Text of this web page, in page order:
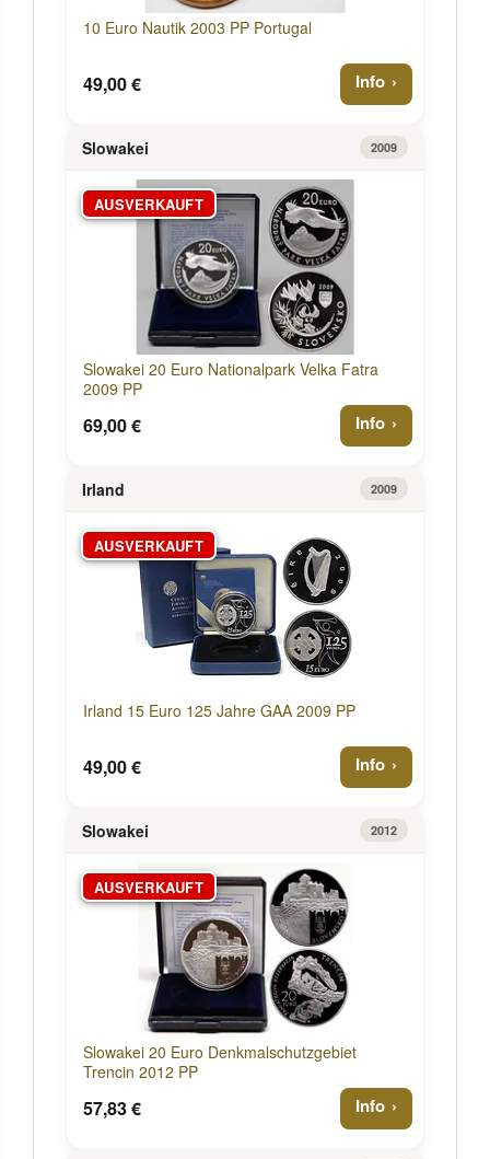
10 Euro Nautik 2003 PP Portugal
49,00 € Info
Slowakei 2009
AUSVERKAUFT
Slowakei 20 Euro Nationalpark Velka Fatra
2009 PP
69,00 € Info
Irland 2009
AUSVERKAUFT
Irland 15 Euro 125 Jahre GAA 2009 PP
49,00 € Info
Slowakei 2012
AUSVERKAUFT
Slowakei 20 Euro Denkmalschutzgebiet
Trencin 2012 PP
57,83 € Info